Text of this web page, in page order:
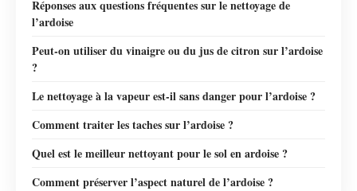
Réponses aux questions fréquentes sur le nettoyage de
l’ardoise
Peut-on utiliser du vinaigre ou du jus de citron sur l’ardoise
?
Le nettoyage à la vapeur est-il sans danger pour l’ardoise ?
Comment traiter les taches sur l’ardoise ?
Quel est le meilleur nettoyant pour le sol en ardoise ?
Comment préserver l’aspect naturel de l’ardoise ?